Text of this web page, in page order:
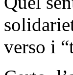
verso i